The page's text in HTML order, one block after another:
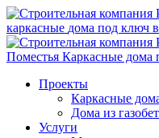
каркасные дома под ключ
Поместья Каркасные дома
Проекты
Каркасные
Дома из
Услуги